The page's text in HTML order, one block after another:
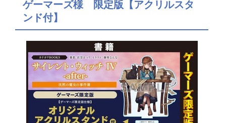
ゲーマーズ様 限定版【アクリルスタ
ンド付】